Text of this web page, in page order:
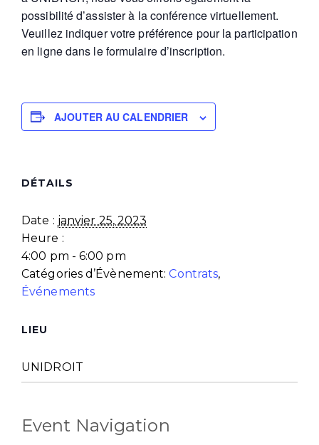
possibilité d’assister à la conférence virtuellement.
Veuillez indiquer votre préférence pour la participation
en ligne dans le formulaire d’inscription.
AJOUTER AU CALENDRIER
DÉTAILS
Date : janvier 25, 2023
Heure :
4:00 pm - 6:00 pm
Catégories d’Évènement: Contrats,
Événements
LIEU
UNIDROIT
Event Navigation